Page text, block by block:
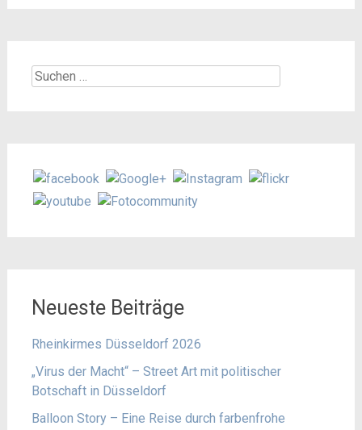
Suchen
Neueste Beiträge
Rheinkirmes Düsseldorf 2026
„Virus der Macht“ – Street Art mit politischer
Botschaft in Düsseldorf
Balloon Story – Eine Reise durch farbenfrohe